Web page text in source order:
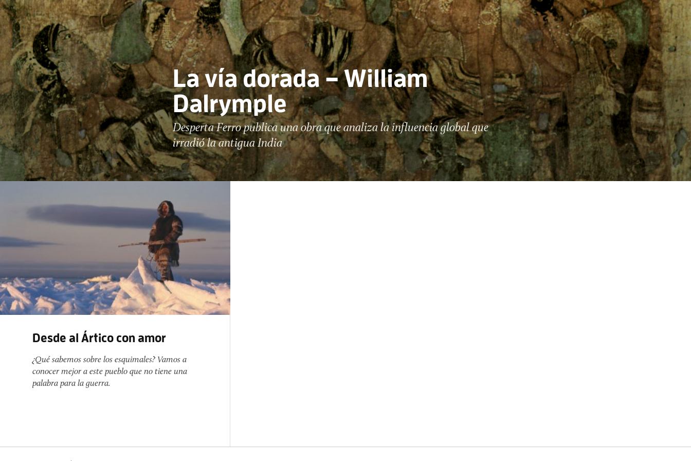
La vía dorada – William
Dalrymple
Desperta Ferro publica una obra que analiza la influencia global que
irradió la antigua India
Desde al Ártico con amor
¿Qué sabemos sobre los esquimales? Vamos a
conocer mejor a este pueblo que no tiene una
palabra para la guerra.